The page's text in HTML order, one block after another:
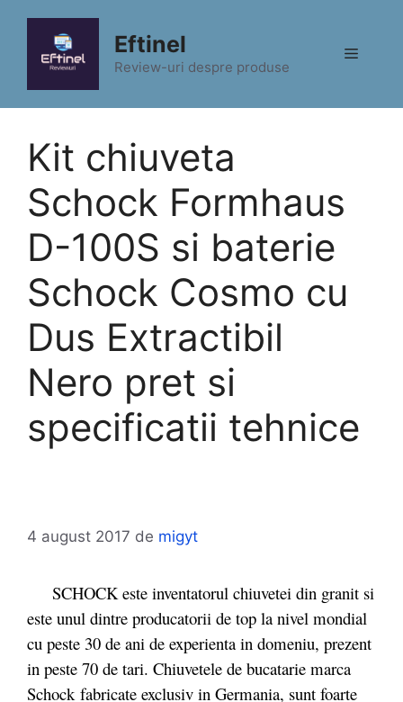
conținut
Eftinel
Review-uri despre produse
Meniu
Kit chiuveta
Schock Formhaus
D-100S si baterie
Schock Cosmo cu
Dus Extractibil
Nero pret si
specificatii tehnice
4 august 2017 de migyt
SCHOCK este inventatorul chiuvetei din granit si
este unul dintre producatorii de top la nivel mondial
cu peste 30 de ani de experienta in domeniu, prezent
in peste 70 de tari. Chiuvetele de bucatarie marca
Schock fabricate exclusiv in Germania, sunt foarte